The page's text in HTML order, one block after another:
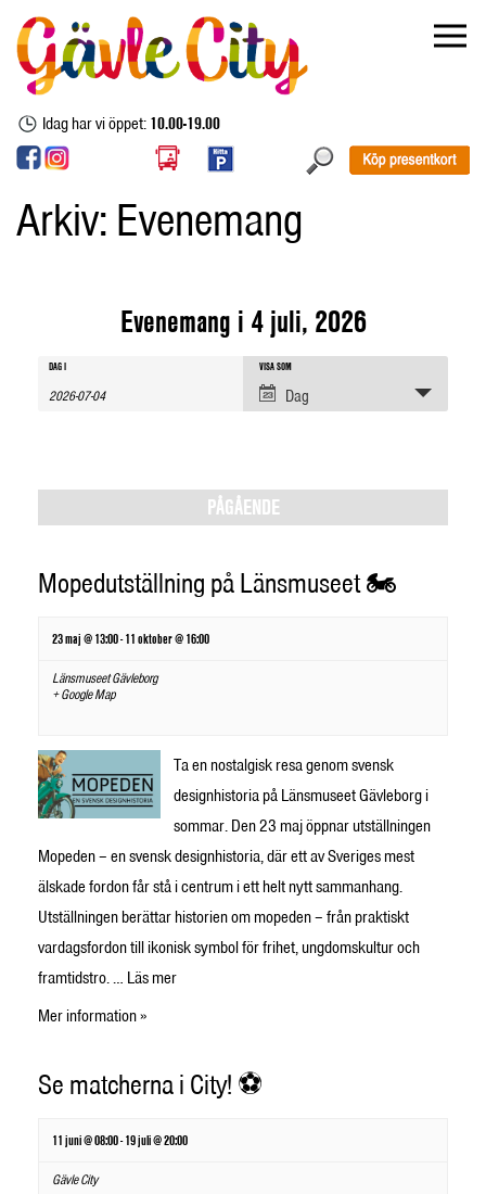
Idag har vi öppet:10.00-19.00
Arkiv: Evenemang
Evenemang i 4 juli, 2026
Evenemang
Views
Navigation
Evenemang
sök
DAG I Evenemang
Views
Navigation
VISA SOM
Dag
PÅGÅENDE
Mopedutställning på Länsmuseet 🏍️
23 maj @ 13:00-11 oktober @ 16:00
Länsmuseet Gävleborg
+ Google Map
Ta en nostalgisk resa genom svensk
designhistoria på Länsmuseet Gävleborg i
sommar. Den 23 maj öppnar utställningen
Mopeden – en svensk designhistoria, där ett av Sveriges mest
älskade fordon får stå i centrum i ett helt nytt sammanhang.
Utställningen berättar historien om mopeden – från praktiskt
vardagsfordon till ikonisk symbol för frihet, ungdomskultur och
framtidstro. … Läs mer
Mer information »
Se matcherna i City! ⚽
11 juni @ 08:00-19 juli @ 20:00
Gävle City